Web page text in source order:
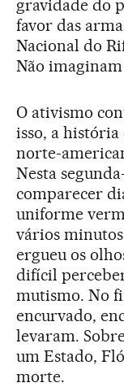
gravidade do
favor das
Nacional do
Não imaginam
O ativismo
isso, a história
norte-
Nesta
comparecer
uniforme
vários
ergueu os
difícil
mutismo. No
encurvado,
levaram.
um Estado,
morte.